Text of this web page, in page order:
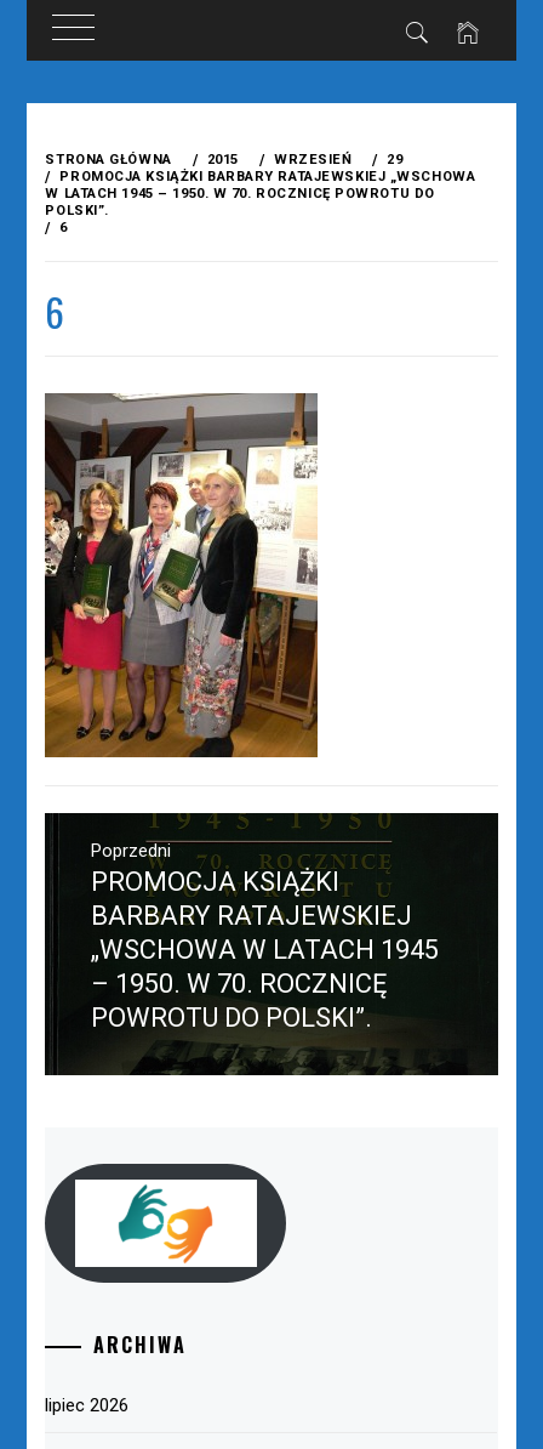
treści
STRONA GŁÓWNA 2015 WRZESIEŃ
29
PROMOCJA KSIĄŻKI BARBARY RATAJEWSKIEJ „WSCHOWA
W LATACH 1945 – 1950. W 70. ROCZNICĘ POWROTU DO
POLSKI”.
6
6
Nawigacja
wpisuPoprzedni
Poprzedni
wpis:
PROMOCJA KSIĄŻKI
BARBARY RATAJEWSKIEJ
„WSCHOWA W LATACH 1945
– 1950. W 70. ROCZNICĘ
POWROTU DO POLSKI”.
ARCHIWA
lipiec 2026